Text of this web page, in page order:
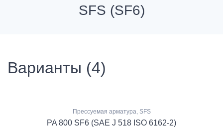
SFS (SF6)
Варианты (4)
Прессуемая арматура, SFS
PA 800 SF6 (SAE J 518 ISO 6162-2)